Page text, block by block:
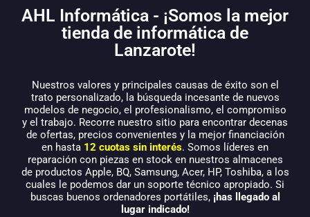
AHL Informática - ¡Somos la mejor
tienda de informática de
Lanzarote!
Nuestros valores y principales causas de éxito son el
trato personalizado, la búsqueda incesante de nuevos
modelos de negocio, el profesionalismo, el compromiso
y el trabajo. Recorre nuestro sitio para encontrar decenas
de ofertas, precios convenientes y la mejor financiación
en hasta 12 cuotas sin interés. Somos líderes en
reparación con piezas en stock en nuestros almacenes
de productos Apple, BQ, Samsung, Acer, HP, Toshiba, a los
cuales le podemos dar un soporte técnico apropiado. Si
buscas buenos ordenadores portátiles, ¡has llegado al
lugar indicado!